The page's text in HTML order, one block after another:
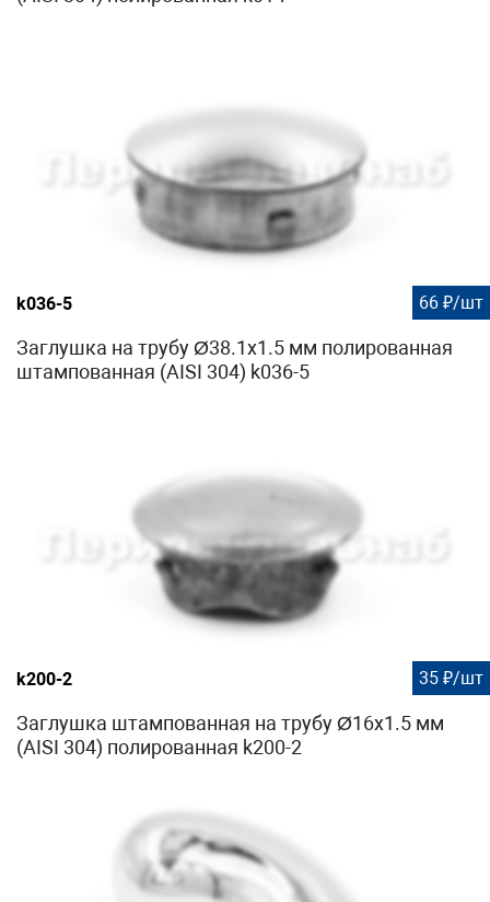
k036-5 66 ₽/шт
Заглушка на трубу Ø38.1х1.5 мм полированная
штампованная (AISI 304) k036-5
k200-2 35 ₽/шт
Заглушка штампованная на трубу Ø16x1.5 мм
(AISI 304) полированная k200-2